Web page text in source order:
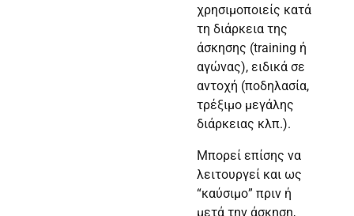
χρησιμοποιείς κατά
τη διάρκεια της
άσκησης (training ή
αγώνας), ειδικά σε
αντοχή (ποδηλασία,
τρέξιμο μεγάλης
διάρκειας κλπ.).
Μπορεί επίσης να
λειτουργεί και ως
“καύσιμο” πριν ή
μετά την άσκηση,